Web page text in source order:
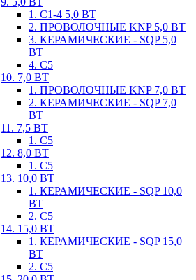
1. С1-4 5,0 ВТ
2. ПРОВОЛОЧНЫЕ KNP 5,0 ВТ
3. КЕРАМИЧЕСКИЕ - SQP 5,0
ВТ
4. С5
10. 7,0 ВТ
1. ПРОВОЛОЧНЫЕ KNP 7,0 ВТ
2. КЕРАМИЧЕСКИЕ - SQP 7,0
ВТ
11. 7,5 ВТ
1. С5
12. 8,0 ВТ
1. С5
13. 10,0 ВТ
1. КЕРАМИЧЕСКИЕ - SQP 10,0
ВТ
2. С5
14. 15,0 ВТ
1. КЕРАМИЧЕСКИЕ - SQP 15,0
ВТ
2. С5